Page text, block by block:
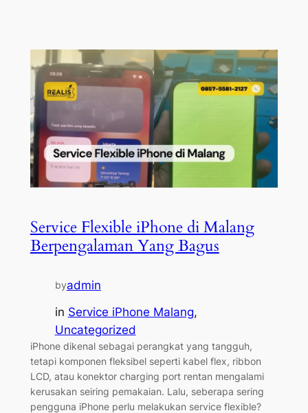
Service Flexible iPhone di Malang
Berpengalaman Yang Bagus
byadmin
in Service iPhone Malang
Uncategorized
iPhone dikenal sebagai perangkat yang tangguh,
tetapi komponen fleksibel seperti kabel flex, ribbon
LCD, atau konektor charging port rentan mengalami
kerusakan seiring pemakaian. Lalu, seberapa sering
pengguna iPhone perlu melakukan service flexible?